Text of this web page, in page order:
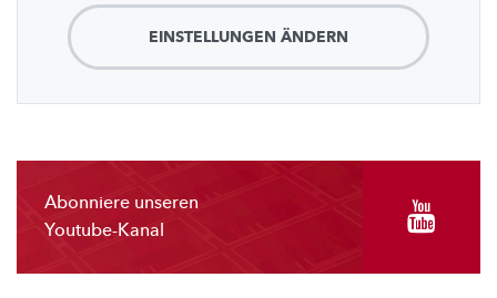
EINSTELLUNGEN ÄNDERN
Abonniere unseren
Youtube-Kanal